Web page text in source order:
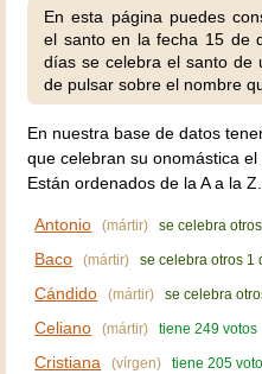
En esta página puedes
el santo en la fecha 15 de
días se celebra el santo de
de pulsar sobre el nombre
En nuestra base de datos
que celebran su onomástica
Están ordenados de la A a la Z.
Antonio (mártir) se celebra
Baco (mártir) se celebra otros 1
Cándido (mártir) se celebra
Celiano (mártir) tiene 249 votos
Cristiana (vírgen) tiene 205